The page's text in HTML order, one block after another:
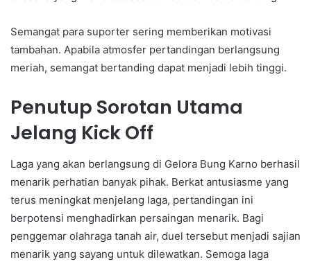
Semangat para suporter sering memberikan motivasi
tambahan. Apabila atmosfer pertandingan berlangsung
meriah, semangat bertanding dapat menjadi lebih tinggi.
Penutup Sorotan Utama
Jelang Kick Off
Laga yang akan berlangsung di Gelora Bung Karno berhasil
menarik perhatian banyak pihak. Berkat antusiasme yang
terus meningkat menjelang laga, pertandingan ini
berpotensi menghadirkan persaingan menarik. Bagi
penggemar olahraga tanah air, duel tersebut menjadi sajian
menarik yang sayang untuk dilewatkan. Semoga laga